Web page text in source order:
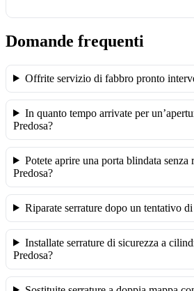
Domande frequenti
Offrite servizio di fabbro pronto
In quanto tempo arrivate per
Predosa?
Potete aprire una porta blindata senza
Predosa?
Riparate serrature dopo un tentativo
Installate serrature di sicurezza a
Predosa?